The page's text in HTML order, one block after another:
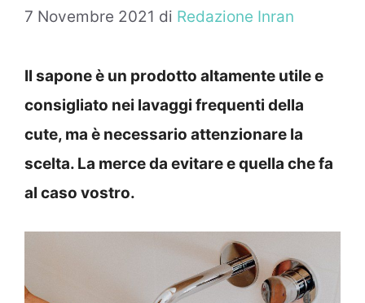
7 Novembre 2021 di Redazione Inran
Il sapone è un prodotto altamente utile e
consigliato nei lavaggi frequenti della
cute, ma è necessario attenzionare la
scelta. La merce da evitare e quella che fa
al caso vostro.